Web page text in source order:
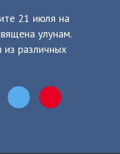
21 июля на
улунам.
из различных
аромате.
Калуга -